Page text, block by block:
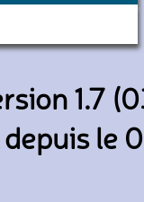
Sainte-
1.7
depuis le